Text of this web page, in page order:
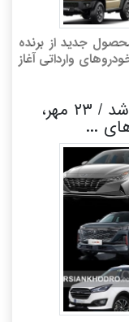
خودروهای وارداتی با حضور 12 محصول جدید از برنده
وارداتی آغاز
قیمت ۶ خودرو وارداتی اعلام شد / ۲۳ مهر،
...